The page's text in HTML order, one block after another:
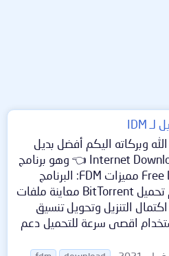
وبركاته اليكم أفضل بديل
لبرنامج Internet Download Manager 👈 وهو برنامج
Free Download Manager مميزات FDM: البرنامج
مجاني بالكامل يدعم تحميل BitTorrent معاينة ملفات
التنزيل وتحويل تنسيق
اقصى سرعة للتحميل دعم